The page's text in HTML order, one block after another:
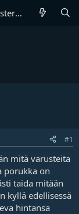
#1
mitä varusteita
porukka on
taida mitään
kyllä edellisessä
hintansa